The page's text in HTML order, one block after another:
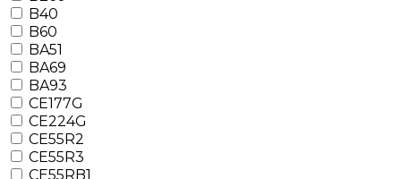
B40
B60
BA51
BA69
BA93
CE177G
CE224G
CE55R2
CE55R3
CE55RB1